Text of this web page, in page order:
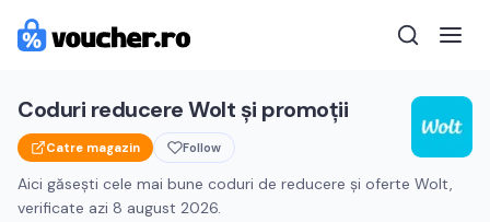
Coduri reducereWolt și promoții
Catre magazin Follow
Aici găsești cele mai bune coduri de reducere și oferte Wolt,
verificate azi 8 august 2026.